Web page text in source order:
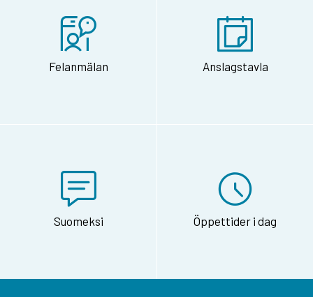
Felanmälan Anslagstavla
Suomeksi Öppettider i dag